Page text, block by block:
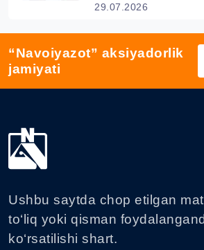
29.07.2026
“Navoiyazot” aksiyadorlik
jamiyati
Ushbu saytda chop etilgan
to‘liq yoki qisman
ko‘rsatilishi shart.